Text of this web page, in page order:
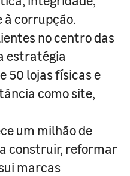
à corrupção.
no centro das
estratégia
50 lojas físicas e
como site,
um milhão de
construir, reformar
marcas